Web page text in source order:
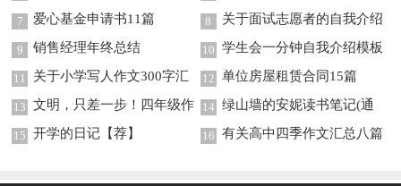
300字汇编六篇
7 爱心基金申请书11篇 8
关于面试志愿者的自我介绍
模板合集五篇
9 销售经理年终总结 10 学生会一分钟自我介绍模板
合集九篇
11
关于小学写人作文300字汇
总5篇
12 单位房屋租赁合同15篇
13
文明，只差一步！四年级作
文
14 绿山墙的安妮读书笔记(通
用15篇)
15 开学的日记【荐】 16 有关高中四季作文汇总八篇